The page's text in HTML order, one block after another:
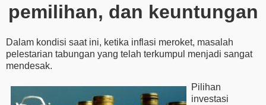
pemilihan, dan keuntungan
Dalam kondisi saat ini, ketika inflasi meroket, masalah
pelestarian tabungan yang telah terkumpul menjadi sangat
mendesak.
Pilihan
investasi